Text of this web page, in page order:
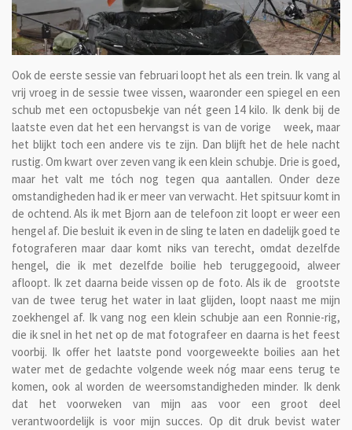
Ook de eerste sessie van februari loopt het als een trein. Ik vang al
vrij vroeg in de sessie twee vissen, waaronder een spiegel en een
schub met een octopusbekje van nét geen 14 kilo. Ik denk bij de
laatste even dat het een hervangst is van de vorige week, maar
het blijkt toch een andere vis te zijn. Dan blijft het de hele nacht
rustig. Om kwart over zeven vang ik een klein schubje. Drie is goed,
maar het valt me tóch nog tegen qua aantallen. Onder deze
omstandigheden had ik er meer van verwacht. Het spitsuur komt in
de ochtend. Als ik met Bjorn aan de telefoon zit loopt er weer een
hengel af. Die besluit ik even in de sling te laten en dadelijk goed te
fotograferen maar daar komt niks van terecht, omdat dezelfde
hengel, die ik met dezelfde boilie heb teruggegooid, alweer
afloopt. Ik zet daarna beide vissen op de foto. Als ik de grootste
van de twee terug het water in laat glijden, loopt naast me mijn
zoekhengel af. Ik vang nog een klein schubje aan een Ronnie-rig,
die ik snel in het net op de mat fotografeer en daarna is het feest
voorbij. Ik offer het laatste pond voorgeweekte boilies aan het
water met de gedachte volgende week nóg maar eens terug te
komen, ook al worden de weersomstandigheden minder. Ik denk
dat het voorweken van mijn aas voor een groot deel
verantwoordelijk is voor mijn succes. Op dit druk bevist water